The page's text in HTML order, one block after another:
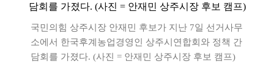
국민의힘 상주시장 안재민 후보가 지난 7일 선거사무
소에서 한국후계농업경영인 상주시연합회와 정책 간
담회를 가졌다. (사진 = 안재민 상주시장 후보 캠프)